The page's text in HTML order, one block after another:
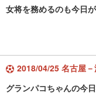
女将を務めるのも今日
2018/04/25 名古屋
グランパコちゃんの今